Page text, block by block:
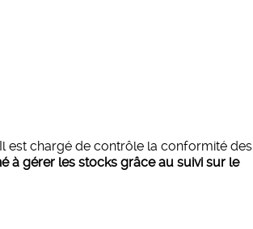
est chargé de contrôle la conformité des
à gérer les stocks grâce au suivi sur le